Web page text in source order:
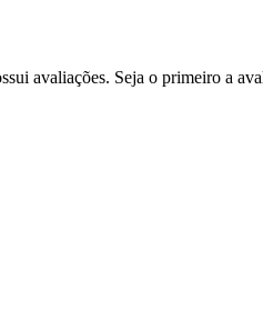
avaliações. Seja o primeiro a